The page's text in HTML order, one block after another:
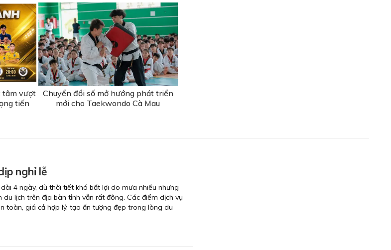
tâm vượt
tiến
Chuyển đổi số mở hướng phát triển
mới cho Taekwondo Cà Mau
nghỉ lễ
4 ngày, dù thời tiết khá bất lợi do mưa nhiều nhưng
lịch trên địa bàn tỉnh vẫn rất đông. Các điểm dịch vụ
toàn, giá cả hợp lý, tạo ấn tượng đẹp trong lòng du